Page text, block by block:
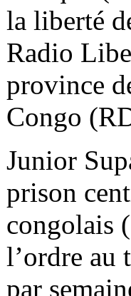
la liberté
Radio
province
Congo
Junior
prison
congolais
l’ordre au
par